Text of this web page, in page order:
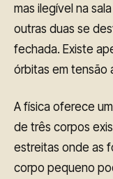
mas ilegível na
outras duas se
fechada. Existe
órbitas em tensão
A física oferece
de três corpos
estreitas onde as
corpo pequeno